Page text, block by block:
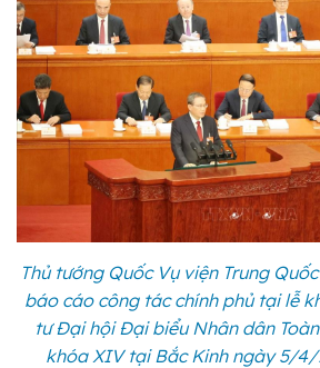
Thủ tướng Quốc Vụ viện Trung
báo cáo công tác chính phủ tại lễ
tư Đại hội Đại biểu Nhân dân
khóa XIV tại Bắc Kinh ngày 5/4/